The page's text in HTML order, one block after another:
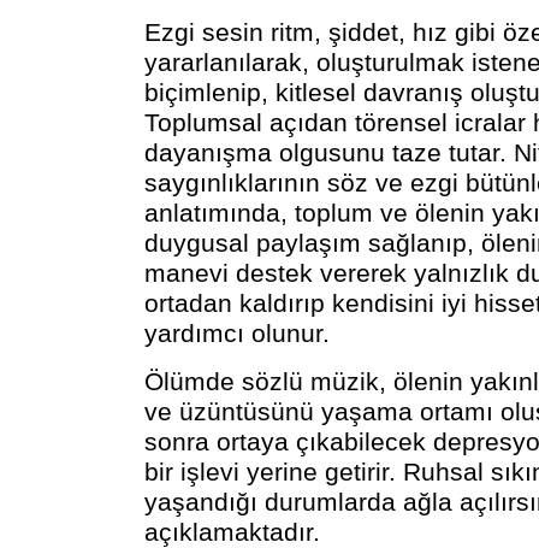
Ezgi sesin ritm, şiddet, hız gibi
yararlanılarak, oluşturulmak
biçimlenip, kitlesel davranış
Toplumsal açıdan törensel icralar
dayanışma olgusunu taze tutar.
saygınlıklarının söz ve ezgi
anlatımında, toplum ve ölenin
duygusal paylaşım sağlanıp,
manevi destek vererek yalnızlık
ortadan kaldırıp kendisini iyi
yardımcı olunur.
Ölümde sözlü müzik, ölenin
ve üzüntüsünü yaşama ortamı
sonra ortaya çıkabilecek
bir işlevi yerine getirir. Ruhsal
yaşandığı durumlarda ağla
açıklamaktadır.